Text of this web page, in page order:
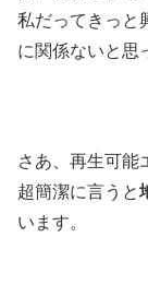
私だってきっと
に関係ないと思
さあ、再生可能
超簡潔に言うと
います。